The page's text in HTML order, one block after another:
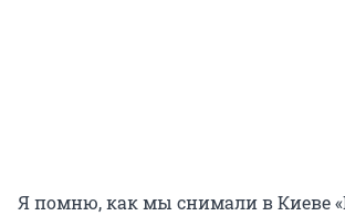
Я помню, как мы снимали в Киеве